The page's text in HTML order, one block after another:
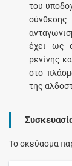
του
έχει ως
ρενίνης
στο
της
Το σκεύασμα